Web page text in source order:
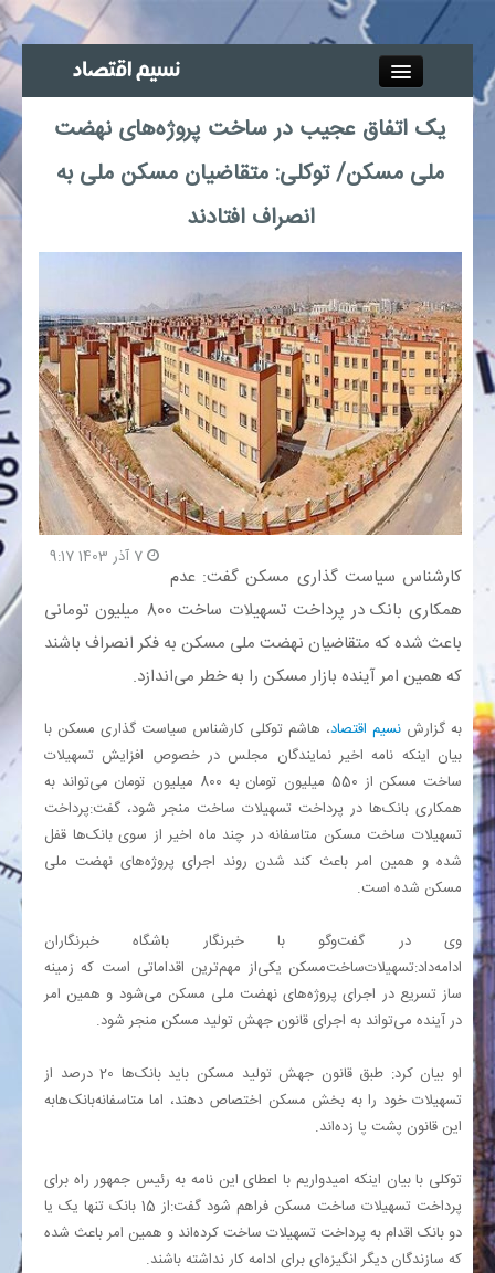
جذب خبرنگار
آگهی استخدام
چند رسانه‌ای
اجتماعی
صنعت معدن و تجارت
بیمه و بورس
انرژی
اقتصاد
خانه
یک اتفاق عجیب در ساخت پروژه‌های نهضت
ملی مسکن/ توکلی: متقاضیان‌ مسکن ملی به
انصراف افتادند
کارشناس سیاست گذاری مسکن گفت: عدم
همکاری بانک در پرداخت تسهیلات ساخت 800 میلیون تومانی
باعث شده که متقاضیان نهضت ملی مسکن به فکر انصراف باشند
که همین امر آینده بازار مسکن را به خطر می‌اندازد.
به گزارش نسیم اقتصاد، هاشم توکلی کارشناس سیاست گذاری مسکن با
بیان اینکه نامه اخیر نمایندگان مجلس در خصوص افزایش تسهیلات
ساخت مسکن از 550 میلیون تومان به 800 میلیون تومان می‌تواند به
همکاری بانک‌ها در پرداخت تسهیلات ساخت منجر شود، گفت:پرداخت
تسهیلات ساخت مسکن متاسفانه در چند ماه اخیر از سوی بانک‌ها قفل
شده و همین امر باعث کند شدن روند اجرای پروژه‌های نهضت ملی
مسکن شده است.
وی در گفت‌وگو با خبرنگار باشگاه خبرنگاران
ادامه‌داد:تسهیلات‌ساخت‌مسکن یکی‌از مهم‌ترین اقداماتی است که زمینه
ساز تسریع در اجرای پروژه‌های نهضت ملی مسکن می‌شود و همین امر
در آینده می‌تواند به اجرای قانون جهش تولید مسکن منجر شود.
او بیان کرد: طبق قانون جهش تولید مسکن باید بانک‌ها 20 درصد از
تسهیلات خود را به بخش مسکن اختصاص دهند، اما متاسفانه‌بانک‌هابه
این قانون پشت پا زده‌اند.
توکلی با بیان اینکه امیدواریم با اعطای این نامه به رئیس جمهور راه برای
پرداخت تسهیلات ساخت مسکن فراهم شود گفت:از 15 بانک تنها یک یا
دو بانک اقدام به پرداخت تسهیلات ساخت کرده‌اند و همین امر باعث شده
که سازندگان دیگر انگیزه‌ای برای ادامه کار نداشته باشند.